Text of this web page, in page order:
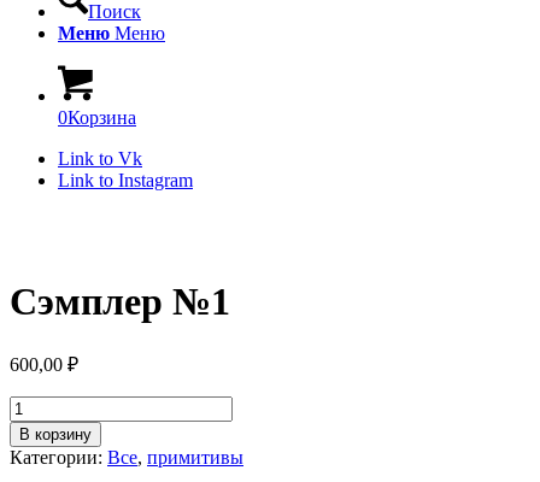
Поиск
Меню Меню
0Корзина
Link to Vk
Link to Instagram
Сэмплер №1
600,00 ₽
Количество
товара
Сэмплер
№1
В корзину
Категории: Все, примитивы